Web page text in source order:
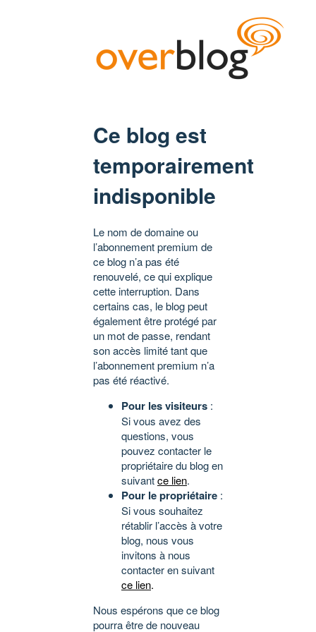
Ce blog est
temporairement
indisponible
Le nom de domaine ou
l’abonnement premium de
ce blog n’a pas été
renouvelé, ce qui explique
cette interruption. Dans
certains cas, le blog peut
également être protégé par
un mot de passe, rendant
son accès limité tant que
l’abonnement premium n’a
pas été réactivé.
Pour les visiteurs :
Si vous avez des
questions, vous
pouvez contacter le
propriétaire du blog en
suivantce lien.
Pour le propriétaire :
Si vous souhaitez
rétablir l’accès à votre
blog, nous vous
invitons à nous
contacter en suivant
ce lien.
Nous espérons que ce blog
pourra être de nouveau